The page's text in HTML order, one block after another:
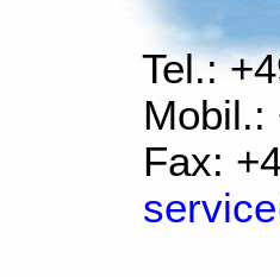
Tel.:
Mobil.:
Fax: